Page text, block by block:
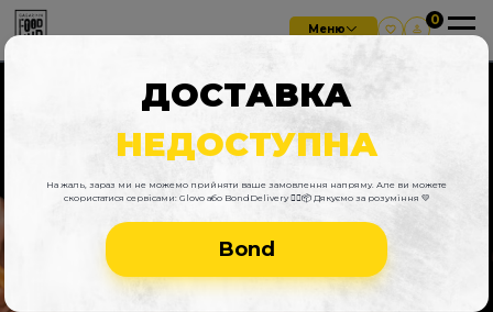
ДОСТАВКА
НЕДОСТУПНА
На жаль, зараз ми не можемо прийняти ваше замовлення напряму. Але ви можете
скористатися сервісами: Glovo або BondDelivery 🚴‍♂️📦 Дякуємо за розуміння 💛
Bond
Меню